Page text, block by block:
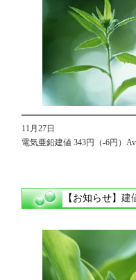
11月27日
電気亜鉛建値 343円（-6円）
【お知らせ】 建